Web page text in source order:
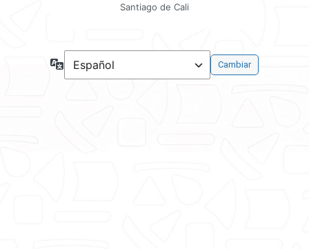
Santiago de Cali
Idioma